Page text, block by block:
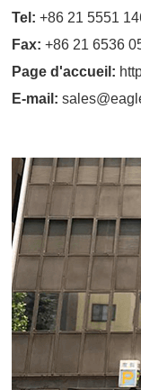
Tel: +86 21 5551
Fax: +86 21 6536
Page d'accueil:
E-mail: